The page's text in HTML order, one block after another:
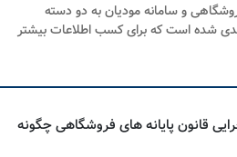
و سامانه مودیان به دو دسته
شده است که برای کسب اطلاعات بیشتر
قانون پایانه های فروشگاهی چگونه